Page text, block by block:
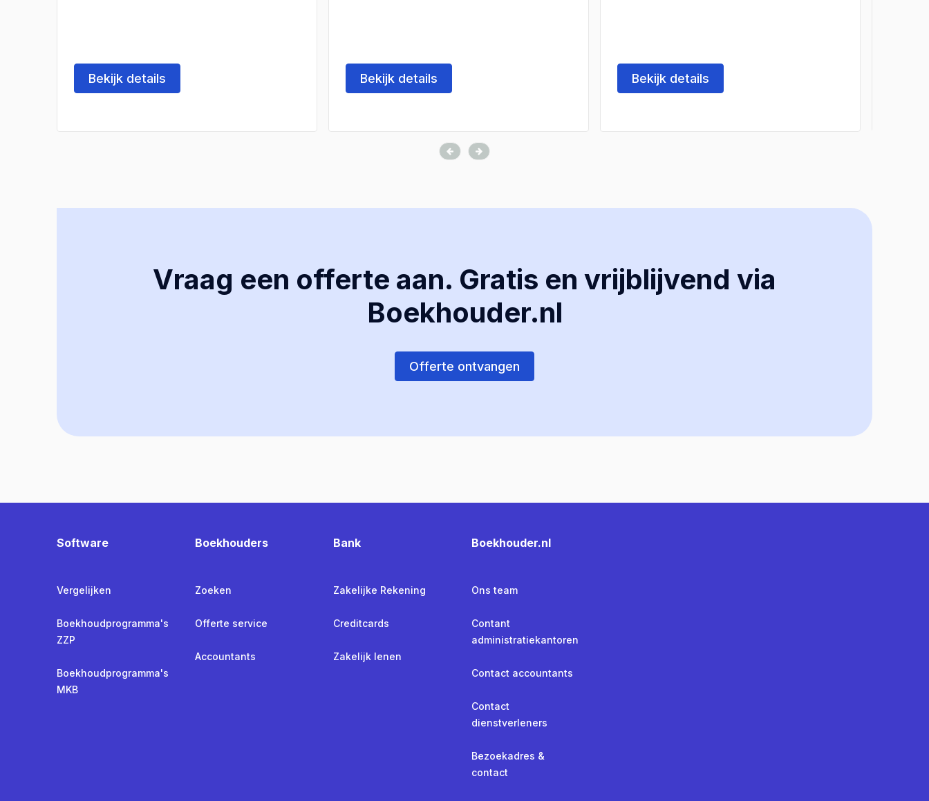
Bekijk details Bekijk details Bekijk details
Vraag een offerte aan. Gratis en vrijblijvend via
Boekhouder.nl
Offerte ontvangen
Software
Vergelijken
Boekhoudprogramma's
ZZP
Boekhoudprogramma's
MKB
Boekhouders
Zoeken
Offerte service
Accountants
Bank
Zakelijke Rekening
Creditcards
Zakelijk lenen
Boekhouder.nl
Ons team
Contant
administratiekantoren
Contact accountants
Contact
dienstverleners
Bezoekadres &
contact